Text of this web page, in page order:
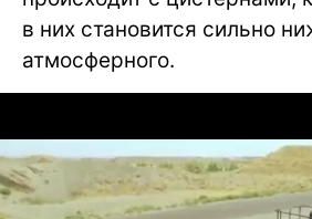
в них становится сильно
атмосферного.